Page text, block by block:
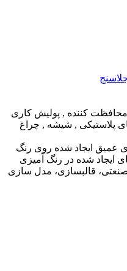
, محافظت کننده , پولیش کاری
پلاستیکی , شیشه , چراغ
عمیق ایجاد شده روی رنگ
ایجاد شده در رنگ آمیزی
قالبسازی، مدل سازی